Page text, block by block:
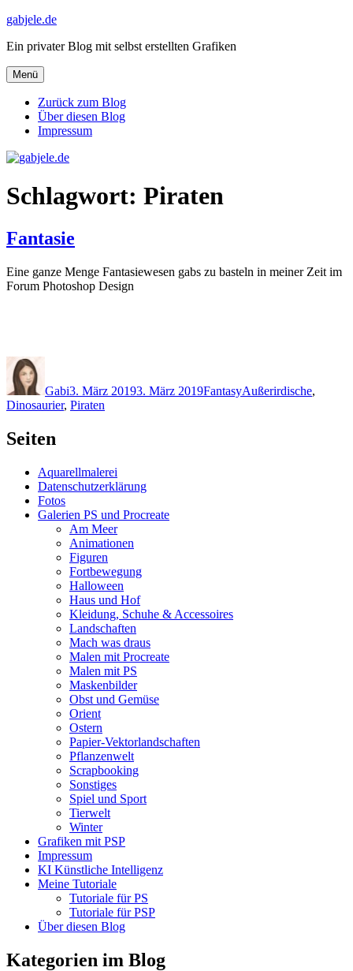
Zum
springen
gabjele.de
Ein privater Blog mit selbst erstellten Grafiken
Menü
Zurück zum Blog
Über diesen Blog
Impressum
Schlagwort: Piraten
Fantasie
Eine ganze Menge Fantasiewesen gabs zu basteln in meiner Zeit im
Forum Photoshop Design
Gabi3. März 20193. März 2019FantasyAußerirdische,
Dinosaurier, Piraten
Seiten
Aquarellmalerei
Datenschutzerklärung
Fotos
Galerien PS und Procreate
Am Meer
Animationen
Figuren
Fortbewegung
Halloween
Haus und Hof
Kleidung, Schuhe & Accessoires
Landschaften
Mach was draus
Malen mit Procreate
Malen mit PS
Maskenbilder
Obst und Gemüse
Orient
Ostern
Papier-Vektorlandschaften
Pflanzenwelt
Scrapbooking
Sonstiges
Spiel und Sport
Tierwelt
Winter
Grafiken mit PSP
Impressum
KI Künstliche Intelligenz
Meine Tutoriale
Tutoriale für PS
Tutoriale für PSP
Über diesen Blog
Kategorien im Blog